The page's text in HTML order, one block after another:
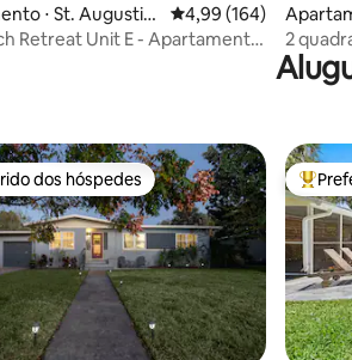
⋅ St. Augustin
4,99 de uma
4,99 (164)
Retreat Unit E - Apartamento
e
2
melhores preferidos dos hóspedes
dos hóspedes Entre